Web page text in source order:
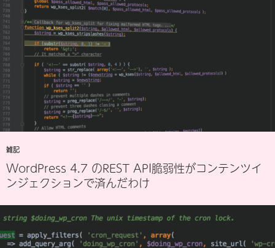
雑記
WordPress 4.7 のREST API脆弱性がコンテンツイ
ンジェクションで済んだわけ